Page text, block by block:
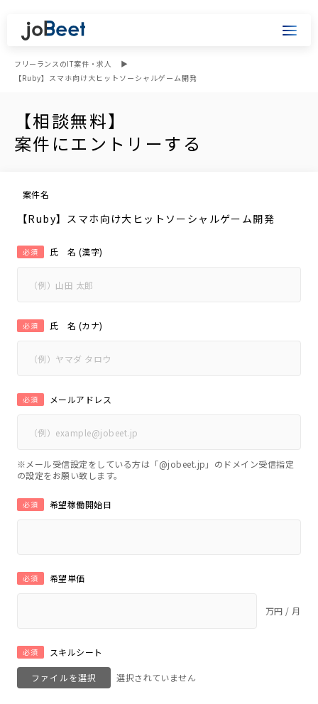
フリーランスのIT案件・求人
【Ruby】スマホ向け大ヒットソーシャルゲーム開発
【相談無料】
案件にエントリーする
案件名
【Ruby】スマホ向け大ヒットソーシャルゲーム開発
氏 名 (漢字)
必須
氏 名 (カナ)
必須
メールアドレス
必須
※メール受信設定をしている方は「@jobeet.jp」のドメイン受信指定
の設定をお願い致します。
希望稼働開始日
必須
希望単価
必須
万円 / 月
スキルシート
必須
ファイルを選択